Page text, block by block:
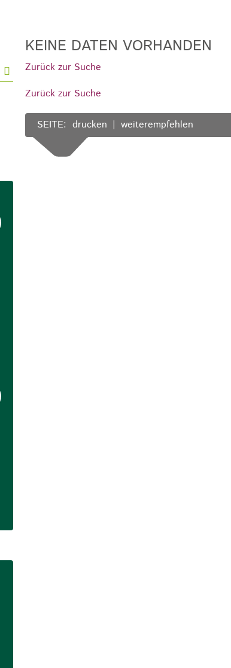
KEINE DATEN VORHANDEN
Zurück zur Suche
Zurück zur Suche
SEITE: drucken weiterempfehlen